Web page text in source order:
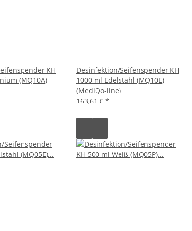
KH
(MQ10A)
Desinfektion/Seifenspender KH
1000 ml Edelstahl (MQ10E)
(MediQo-line)
163,61 € *